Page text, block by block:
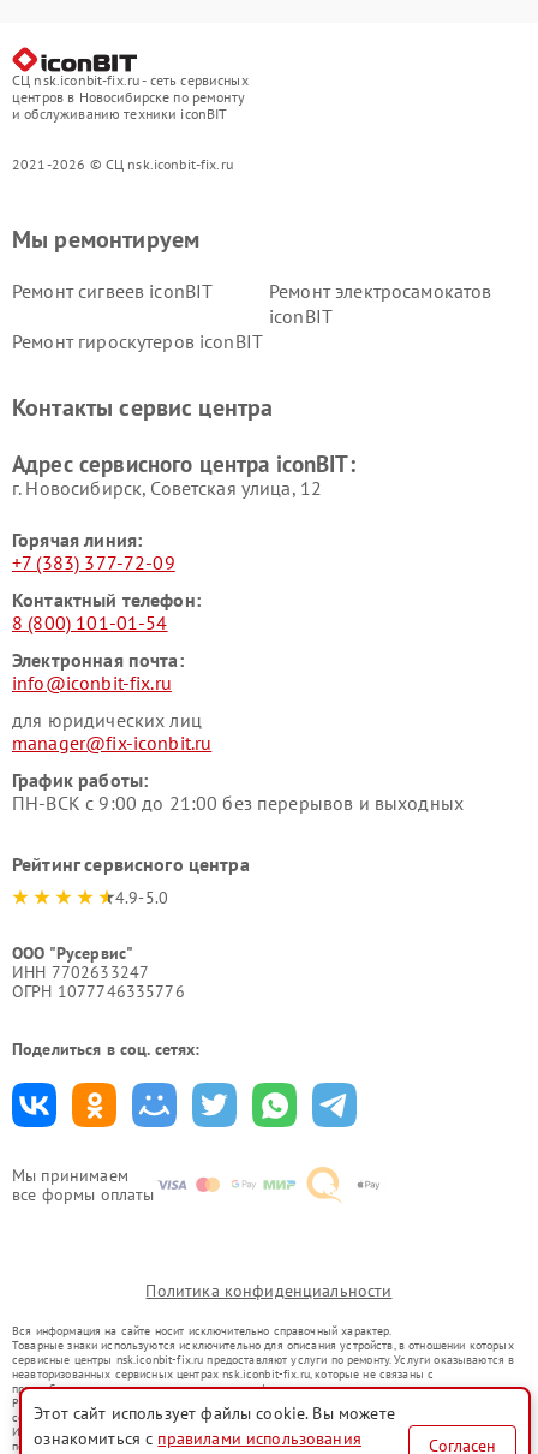
СЦ nsk.iconbit-fix.ru - сеть сервисных
центров в Новосибирске по ремонту
и обслуживанию техники iconBIT
2021-2026 © СЦ nsk.iconbit-fix.ru
Мы принимаем
все формы оплаты
Мы ремонтируем
Ремонт сигвеев iconBIT
Ремонт электросамокатов
iconBIT
Ремонт гироскутеров iconBIT
Контакты сервис центра
Адрес сервисного центра iconBIT:
г. Новосибирск, Советская улица, 12
Горячая линия:
+7 (383) 377-72-09
Контактный телефон:
8 (800) 101-01-54
Электронная почта:
info@iconbit-fix.ru
для юридических лиц
manager@fix-iconbit.ru
График работы:
ПН-ВСК с 9:00 до 21:00 без перерывов и выходных
Рейтинг сервисного центра
4.9-5.0
ООО "Русервис"
ИНН 7702633247
ОГРН 1077746335776
Поделиться в соц. сетях:
Политика конфиденциальности
Вся информация на сайте носит исключительно справочный характер.
Товарные знаки используются исключительно для описания устройств, в отношении которых
сервисные центры nsk.iconbit-fix.ru предоставляют услуги по ремонту. Услуги оказываются в
неавторизованных сервисных центрах nsk.iconbit-fix.ru, которые не связаны с
правообладателями товарных знаков или их официальными представителями.
Ремонт осуществляется для устройств, уже введенных в гражданский оборот в соответствии
со статьей 1487 ГК РФ.
Использование товарных знаков не преследует цели индивидуализации услуг или введения
потребителей в заблуждение, а служит для информирования о предоставляемых услугах по
Этот сайт использует файлы cookie. Вы можете
ознакомиться с правилами использования
Согласен